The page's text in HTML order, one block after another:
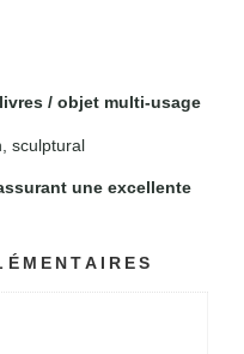
/ objet multi-usage
sculptural
une excellente